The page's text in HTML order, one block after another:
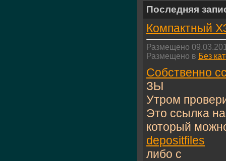
Последняя
Компактный
Размещено
Размещено в Без
Собственно
ЗЫ
Утром
Это ссылка
который
depositfiles
либо с